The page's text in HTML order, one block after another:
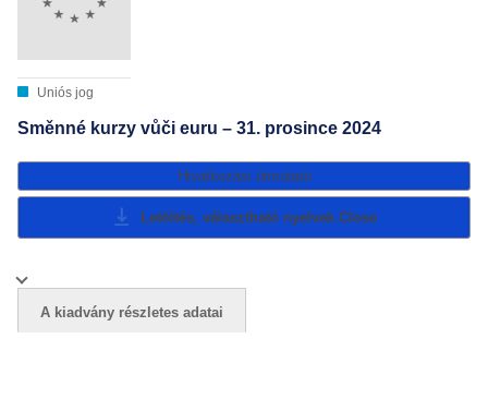
Uniós jog
Směnné kurzy vůči euru – 31. prosince 2024
Hivatkozási útmutató
Letöltés, választható nyelvek Close
A kiadvány részletes adatai